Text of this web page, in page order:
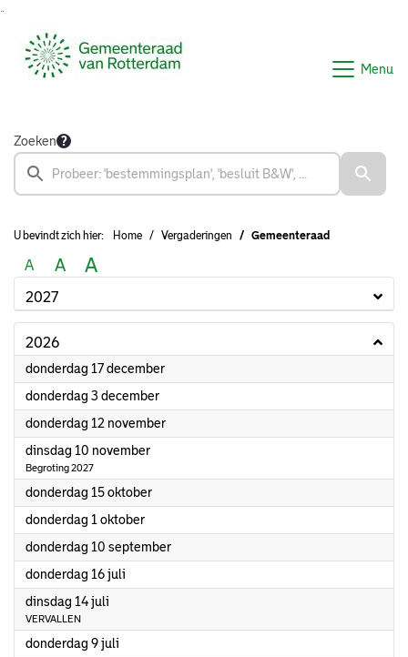
Menu
Zoeken
U bevindt zich hier: Home Vergaderingen Gemeenteraad
A A A
2027
2026
donderdag 17 december2026
donderdag 3 december2026
donderdag 12 november2026
dinsdag 10 november2026
Begroting 2027
donderdag 15 oktober2026
donderdag 1 oktober2026
donderdag 10 september2026
donderdag 16 juli
dinsdag 14 juli
VERVALLEN
donderdag 9 juli